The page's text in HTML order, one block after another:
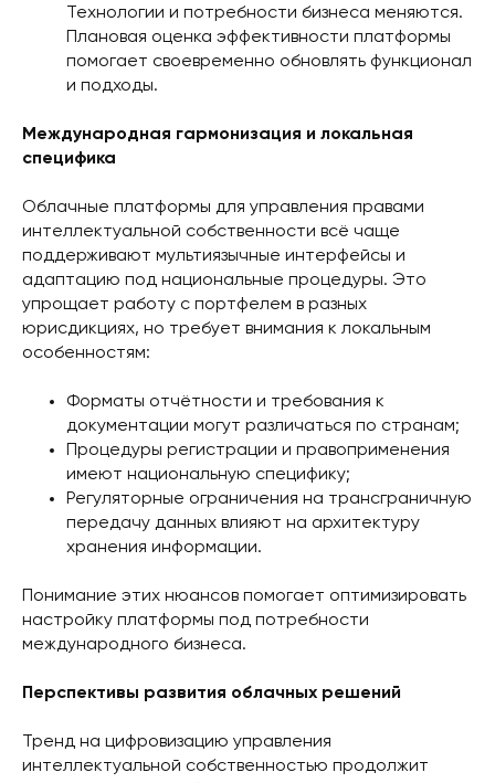
Технологии и потребности бизнеса меняются.
Плановая оценка эффективности платформы
помогает своевременно обновлять функционал
и подходы.
Международная гармонизация и локальная
специфика
Облачные платформы для управления правами
интеллектуальной собственности всё чаще
поддерживают мультиязычные интерфейсы и
адаптацию под национальные процедуры. Это
упрощает работу с портфелем в разных
юрисдикциях, но требует внимания к локальным
особенностям:
Форматы отчётности и требования к
документации могут различаться по странам;
Процедуры регистрации и правоприменения
имеют национальную специфику;
Регуляторные ограничения на трансграничную
передачу данных влияют на архитектуру
хранения информации.
Понимание этих нюансов помогает оптимизировать
настройку платформы под потребности
международного бизнеса.
Перспективы развития облачных решений
Тренд на цифровизацию управления
интеллектуальной собственностью продолжит